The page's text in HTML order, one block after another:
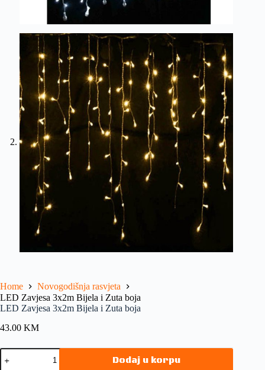
Home
Novogodišnja rasvjeta
LED Zavjesa 3x2m Bijela i Zuta boja
LED Zavjesa 3x2m Bijela i Zuta boja
43.00 KM
Dodaj u korpu